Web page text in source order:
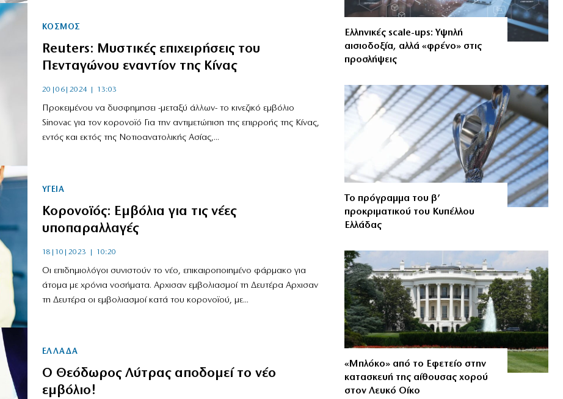
ΚΟΣΜΟΣ
Reuters: Μυστικές επιχειρήσεις του
Πενταγώνου εναντίον της Κίνας
20|06|2024 | 13:03
Προκειμένου να δυσφημησει -μεταξύ άλλων- το κινεζικό εμβόλιο
Sinovac για τον κορονοϊό Για την αντιμετώπιση της επιρροής της Κίνας,
εντός και εκτός της Νοτιοανατολικής Ασίας,...
ΥΓΕΙΑ
Κορονοϊός: Εμβόλια για τις νέες
υποπαραλλαγές
18|10|2023 | 10:20
Οι επιδημιολόγοι συνιστούν το νέο, επικαιροποιημένο φάρμακο για
άτομα με χρόνια νοσήματα. Αρχισαν εμβολιασμοί τη Δευτέρα Αρχισαν
τη Δευτέρα οι εμβολιασμοί κατά του κορονοϊού, με...
ΕΛΛΑΔΑ
Ο Θεόδωρος Λύτρας αποδομεί το νέο
εμβόλιο!
Ελληνικές scale-ups: Υψηλή
αισιοδοξία, αλλά «φρένο» στις
προσλήψεις
Το πρόγραμμα του β’
προκριματικού του Κυπέλλου
Ελλάδας
«Μπλόκο» από το Εφετείο στην
κατασκευή της αίθουσας χορού
στον Λευκό Οίκο